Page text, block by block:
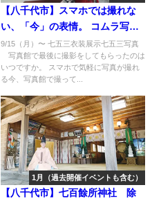
【八千代市】スマホでは撮れな
い、「今」の表情。 コムラ写真
館
9/15（月）〜 七五三衣装展示七五三写真
写真館で最後に撮影をしてもらったのは
いつですか。 スマホで気軽に写真が撮れ
る今、写真館で撮って...
1月（過去開催イベントも含む）
【八千代市】七百餘所神社 除